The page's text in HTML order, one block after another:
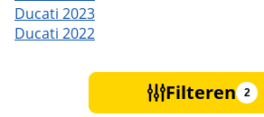
Ducati 2023
Ducati 2022
Filteren 2